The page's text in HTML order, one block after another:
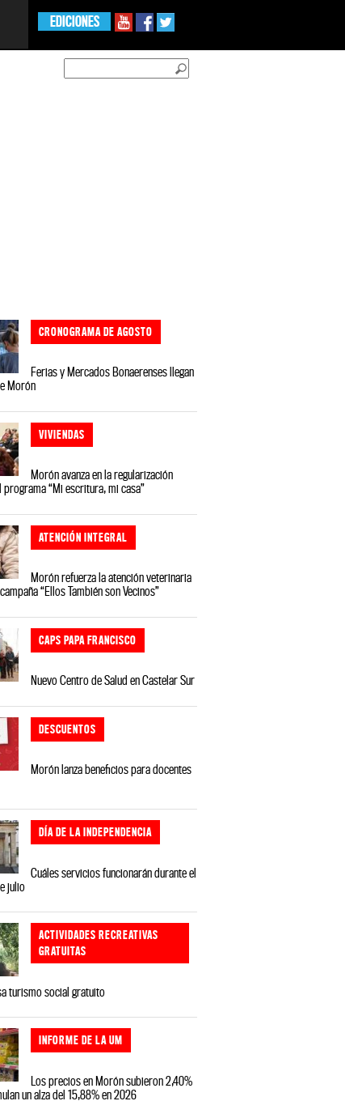
EDICIONES
CRONOGRAMA DE AGOSTO
Ferias y Mercados Bonaerenses llegan
Morón
VIVIENDAS
Morón avanza en la regularización
“Mi escritura, mi casa”
ATENCIÓN INTEGRAL
Morón refuerza la atención veterinaria
“Ellos También son Vecinos”
CAPS PAPA FRANCISCO
Nuevo Centro de Salud en Castelar Sur
DESCUENTOS
Morón lanza beneficios para docentes
DÍA DE LA INDEPENDENCIA
Cuáles servicios funcionarán durante el
julio
ACTIVIDADES RECREATIVAS
GRATUITAS
turismo social gratuito
INFORME DE LA UM
Los precios en Morón subieron 2,40%
un alza del 15,88% en 2026